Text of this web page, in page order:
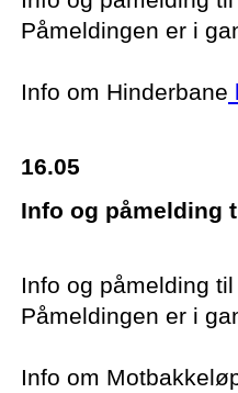
Påmeldingen er i
Info om Hinderbane
16.05
Info og påmelding
Info og påmelding
Påmeldingen er i
Info om